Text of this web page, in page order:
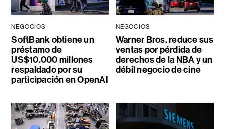
NEGOCIOS
SoftBank obtiene un
préstamo de
US$10.000 millones
respaldado por su
participación en OpenAI
NEGOCIOS
Warner Bros. reduce sus
ventas por pérdida de
derechos de la NBA y un
débil negocio de cine